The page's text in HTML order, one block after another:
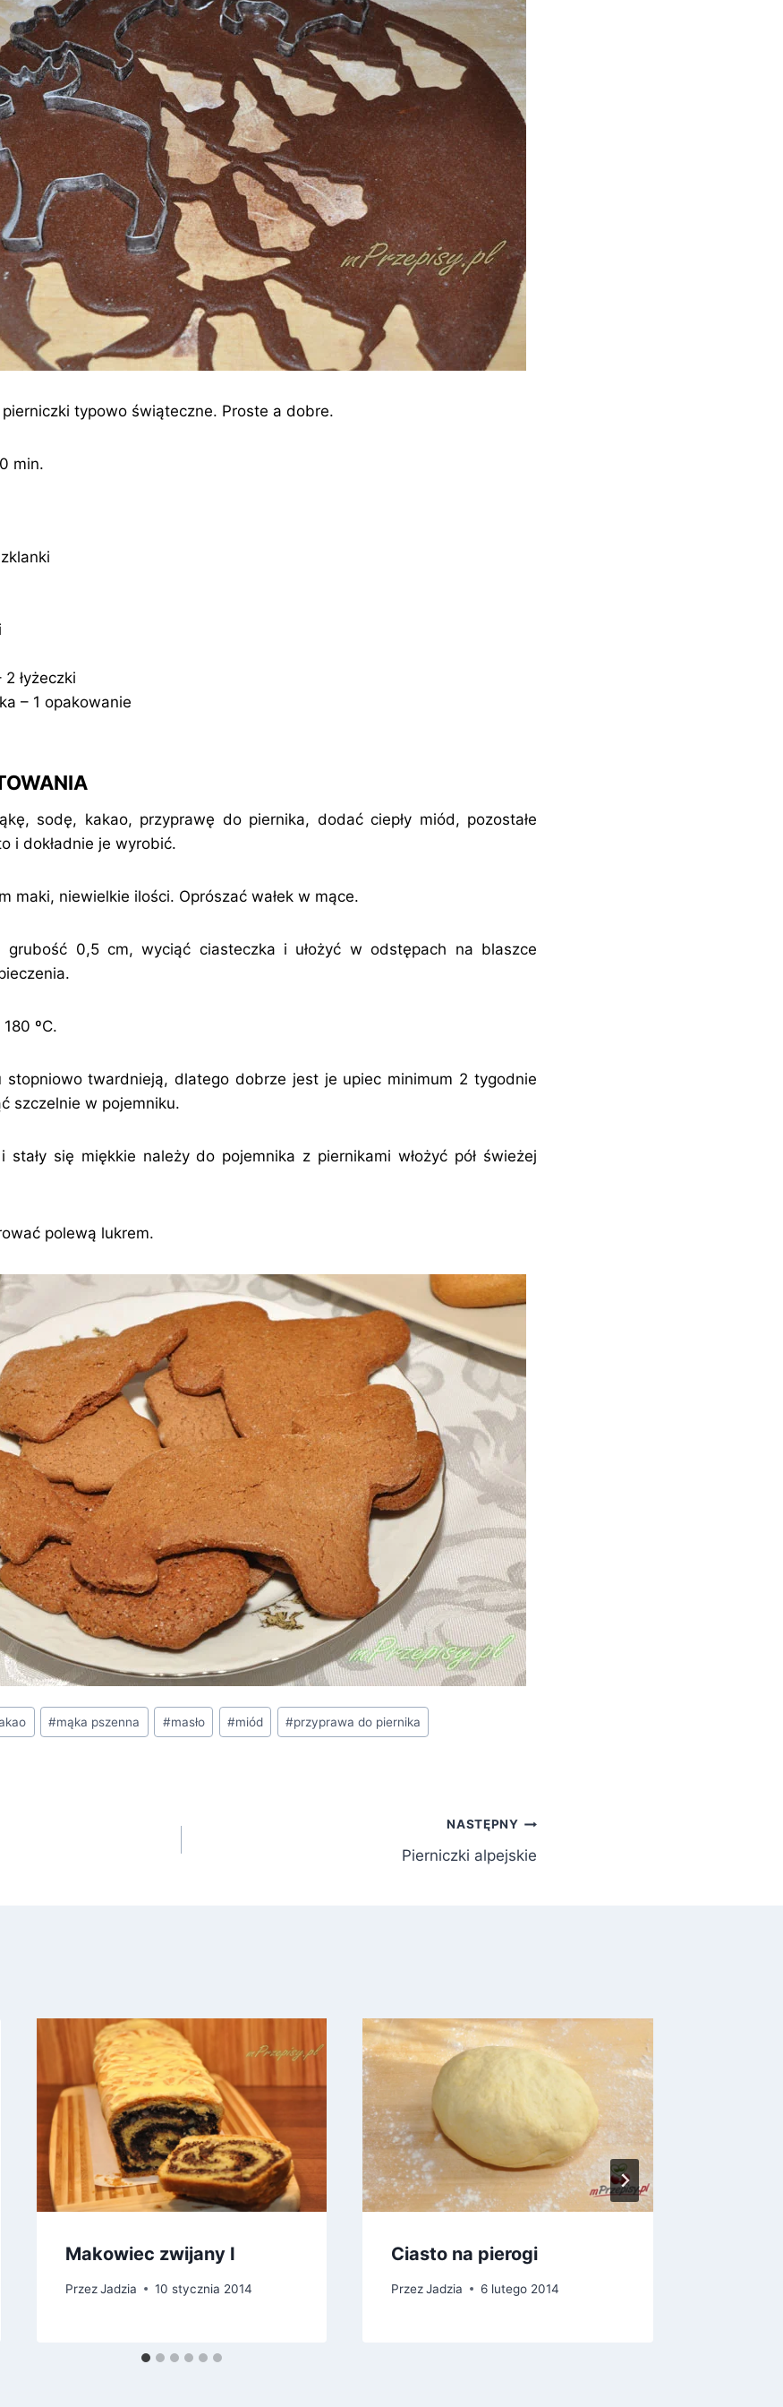
typowo świąteczne. Proste a dobre.
min.
łyżeczki
– 1 opakowanie
sodę, kakao, przyprawę do piernika, dodać ciepły miód, pozostałe
i dokładnie je wyrobić.
maki, niewielkie ilości. Oprószać wałek w mące.
grubość 0,5 cm, wyciąć ciasteczka i ułożyć w odstępach na blaszce
ºC.
stopniowo twardnieją, dlatego dobrze jest je upiec minimum 2 tygodnie
szczelnie w pojemniku.
stały się miękkie należy do pojemnika z piernikami włożyć pół świeżej
polewą lukrem.
#mąka pszenna #masło #miód #przyprawa do piernika
NASTĘPNY
Pierniczki alpejskie
Makowiec zwijany I
Przez Jadzia 10 stycznia 2014
Ciasto na pierogi
Przez Jadzia 6 lutego 2014